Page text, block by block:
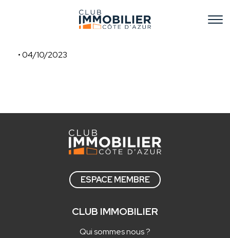
• 04/10/2023
ESPACE MEMBRE
CLUB IMMOBILIER
Qui sommes nous ?